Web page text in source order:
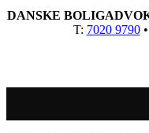
DANSKE
T: 7020 9790•